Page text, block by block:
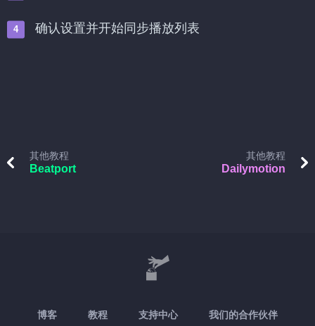
确认设置并开始同步播放列表
其他教程
Beatport
其他教程
Dailymotion
博客 教程 支持中心 我们的合作伙伴